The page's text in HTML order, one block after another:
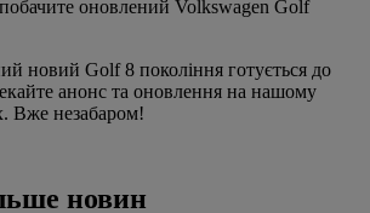
оновлений Volkswagen Golf
новий Golf 8 покоління готується до
анонс та оновлення на нашому
Вже незабаром!
новин